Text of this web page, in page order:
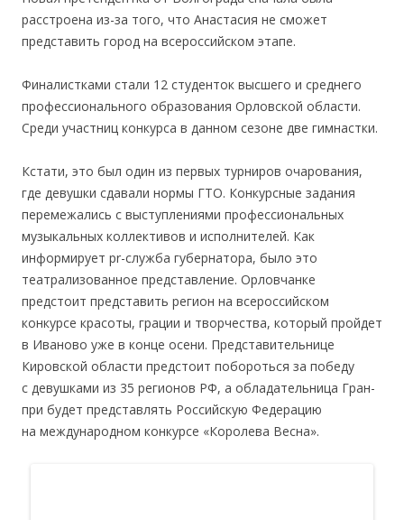
расстроена из-за того, что Анастасия не сможет
представить город на всероссийском этапе.
Финалистками стали 12 студенток высшего и среднего
профессионального образования Орловской области.
Среди участниц конкурса в данном сезоне две гимнастки.
Кстати, это был один из первых турниров очарования,
где девушки сдавали нормы ГТО. Конкурсные задания
перемежались с выступлениями профессиональных
музыкальных коллективов и исполнителей. Как
информирует pr-служба губернатора, было это
театрализованное представление. Орловчанке
предстоит представить регион на всероссийском
конкурсе красоты, грации и творчества, который пройдет
в Иваново уже в конце осени. Представительнице
Кировской области предстоит побороться за победу
с девушками из 35 регионов РФ, а обладательница Гран-
при будет представлять Российскую Федерацию
на международном конкурсе «Королева Весна».